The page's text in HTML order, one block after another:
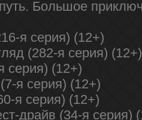
Большое
я серия) (12+)
(282-я серия) (12+)
серия) (12+)
я серия) (12+)
я серия) (12+)
драйв (34-я серия)